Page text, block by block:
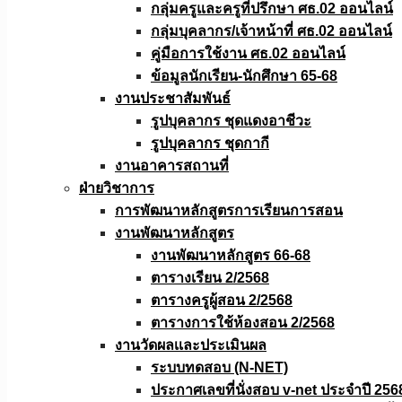
กลุ่มครูและครูที่ปรึกษา ศธ.02 ออนไลน์
กลุ่มบุคลากร/เจ้าหน้าที่ ศธ.02 ออนไลน์
คู่มือการใช้งาน ศธ.02 ออนไลน์
ข้อมูลนักเรียน-นักศึกษา 65-68
งานประชาสัมพันธ์
รูปบุคลากร ชุดแดงอาชีวะ
รูปบุคลากร ชุดกากี
งานอาคารสถานที่
ฝ่ายวิชาการ
การพัฒนาหลักสูตรการเรียนการสอน
งานพัฒนาหลักสูตร
งานพัฒนาหลักสูตร 66-68
ตารางเรียน 2/2568
ตารางครูผู้สอน 2/2568
ตารางการใช้ห้องสอน 2/2568
งานวัดผลเเละประเมินผล
ระบบทดสอบ (N-NET)
ประกาศเลขที่นั่งสอบ v-net ประจำปี